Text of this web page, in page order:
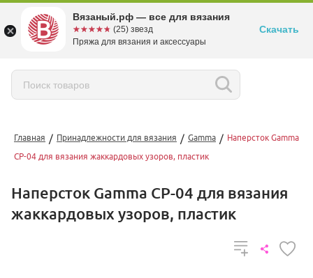
Главная / Принадлежности для вязания / Gamma / Наперсток Gamma
CP-04 для вязания жаккардовых узоров, пластик
Наперсток Gamma CP-04 для вязания
жаккардовых узоров, пластик
Вязаный.рф — все для вязания
☆☆☆☆☆
★★★★★ (25) звезд
Пряжа для вязания и аксессуары
Скачать